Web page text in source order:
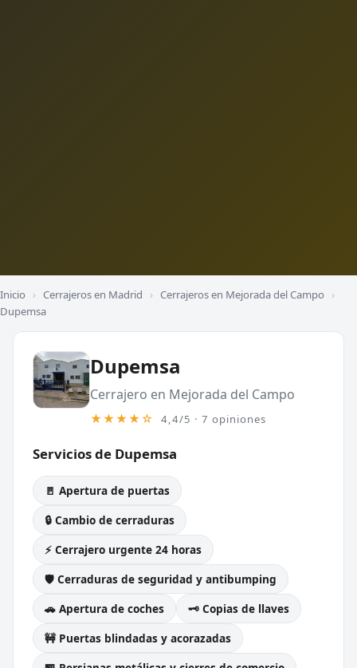
Inicio › Cerrajeros en Madrid › Cerrajeros en Mejorada del Campo ›
Dupemsa
Dupemsa
Cerrajero en Mejorada del Campo
★★★★☆ 4,4/5 · 7 opiniones
Servicios de Dupemsa
🚪 Apertura de puertas
🔒 Cambio de cerraduras
⚡ Cerrajero urgente 24 horas
🛡️ Cerraduras de seguridad y antibumping
🚗 Apertura de coches
🗝️ Copias de llaves
🚧 Puertas blindadas y acorazadas